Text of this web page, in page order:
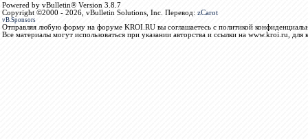
Powered by vBulletin® Version 3.8.7
Copyright ©2000 - 2026, vBulletin Solutions, Inc. Перевод: zCarot
vB.Sponsors
Отправляя любую форму на форуме KROI.RU вы соглашаетесь с политикой
Все материалы могут использоваться при указании авторства и ссылки на www.kroi.ru, для